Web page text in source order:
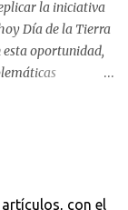
la iniciativa
Día de la Tierra
esta oportunidad,
Por ello, además
opinión pública
con el